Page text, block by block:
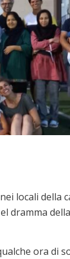
locali della
dramma
ora di